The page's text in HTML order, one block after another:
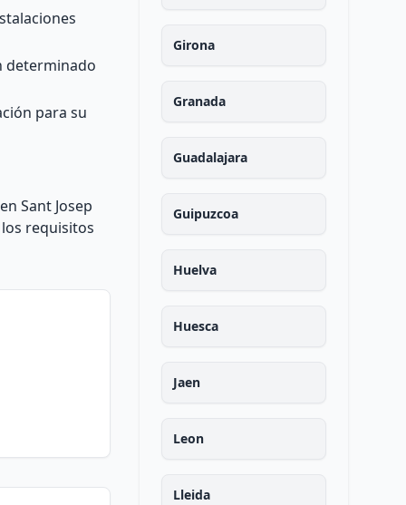
determinado
para su
Sant Josep
requisitos
Girona
Granada
Guadalajara
Guipuzcoa
Huelva
Huesca
Jaen
Leon
Lleida